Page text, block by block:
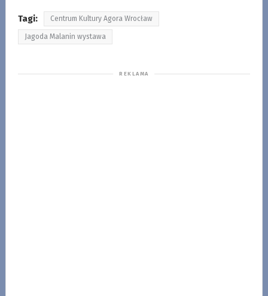
Tagi: Centrum Kultury Agora Wrocław
Jagoda Malanin wystawa